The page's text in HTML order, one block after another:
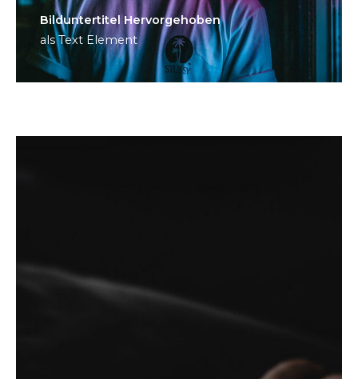
Bild­unter­titel Hervorgehoben
als Text Element